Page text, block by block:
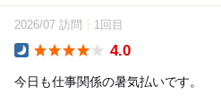
2026/07 訪問 1回目
4.0
今日も仕事関係の暑気払いです。